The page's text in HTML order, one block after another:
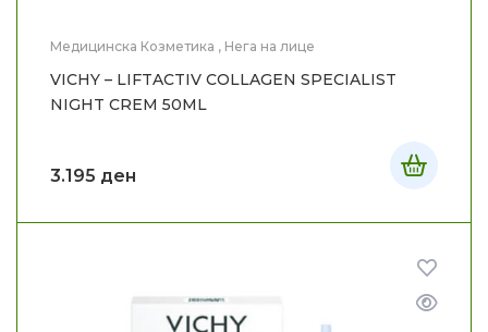
Медицинска Козметика , Нега на лице
VICHY – LIFTACTIV COLLAGEN SPECIALIST
NIGHT CREM 50ML
3.195 ден